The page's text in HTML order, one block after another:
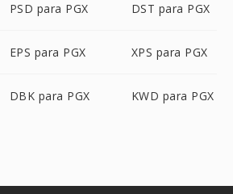
PSD para PGX DST para PGX
EPS para PGX XPS para PGX
DBK para PGX KWD para PGX